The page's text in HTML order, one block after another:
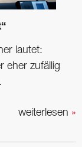
lautet:
eher zufällig
weiterlesen »